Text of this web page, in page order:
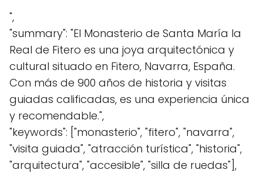
",
"summary": "El Monasterio de Santa María la
Real de Fitero es una joya arquitectónica y
cultural situado en Fitero, Navarra, España.
Con más de 900 años de historia y visitas
guiadas calificadas, es una experiencia única
y recomendable.",
"keywords": ["monasterio", "fitero", "navarra",
"visita guiada", "atracción turística", "historia",
"arquitectura", "accesible", "silla de ruedas"],